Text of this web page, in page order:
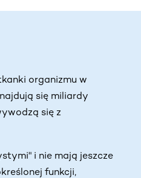
organizmu w
się miliardy
się z
i nie mają jeszcze
funkcji,